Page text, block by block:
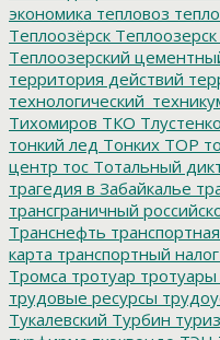
экономика тепловоз
Теплоозёрск Теплоозерск
Теплоозерский
территория действий
Тихомиров ТКО Тлустенко
тонкий лед Тонких ТОР
центр тос Тотальный
трагедия в Забайкалье
трансграничный
Транснефть
карта транспортный налог
Тромса тротуар тротуары
трудовые ресурсы
Тукалевский Турбин